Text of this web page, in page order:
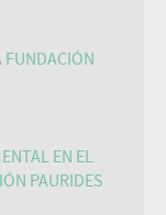
FUNDACIÓN
EN EL
PAURIDES